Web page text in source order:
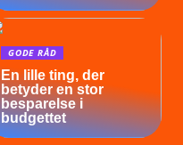
GODE RÅD
En lille ting, der
betyder en stor
besparelse i
budgettet